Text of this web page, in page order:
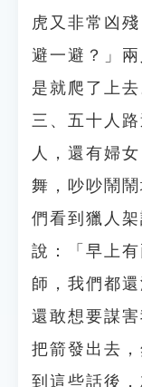
虎又非常凶
避一避？」
是就爬了上
三、五十人
人，還有婦
舞，吵吵鬧
們看到獵人
說：「早上
師，我們都
還敢想要謀
把箭發出去
到這些話後